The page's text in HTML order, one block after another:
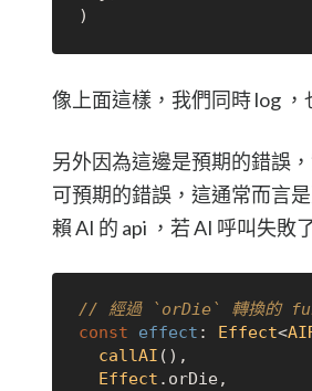
像上面這樣，我們同時 log
另外因為這邊是預期的錯誤
可預期的錯誤，這通常而言
賴 AI 的 api ，若 AI 呼叫失
// 經過 `orDie` 轉換的
const
effect : Effect<
callAI (),
Effect . orDie,